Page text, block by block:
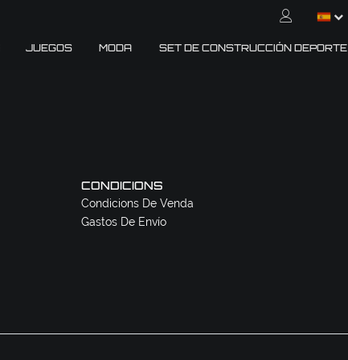
JUEGOS MODA SET DE CONSTRUCCIÓN DEPORTE
CONDICIONS
Condicions De Venda
Gastos De Envío